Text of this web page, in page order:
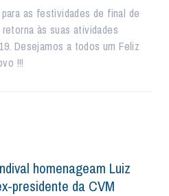
as festividades de final de
às suas atividades
Desejamos a todos um Feliz
!!!
homenageam Luiz
presidente da CVM